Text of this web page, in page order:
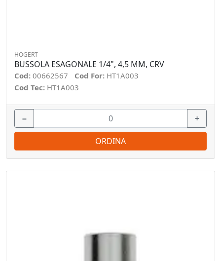
HOGERT
BUSSOLA ESAGONALE 1/4", 4,5 MM, CRV
Cod: 00662567 Cod For: HT1A003
Cod Tec: HT1A003
− +
ORDINA